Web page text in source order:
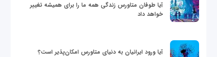
آیا طوفان متاورس زندگی همه ما را برای همیشه تغییر
خواهد داد
آیا ورود ایرانیان به دنیای متاورس امکان‌پذیر است؟